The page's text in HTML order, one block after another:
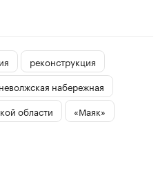
реконструкция
набережная
области
«Маяк»